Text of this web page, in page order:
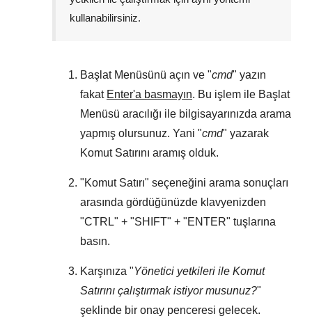
kullanabilirsiniz.
Başlat Menüsünü açın ve "cmd" yazın
fakat Enter'a basmayın. Bu işlem ile Başlat
Menüsü aracılığı ile bilgisayarınızda arama
yapmış olursunuz. Yani "cmd" yazarak
Komut Satırını aramış olduk.
"Komut Satırı" seçeneğini arama sonuçları
arasında gördüğünüzde klavyenizden
"CTRL" + "SHIFT" + "ENTER" tuşlarına
basın.
Karşınıza "Yönetici yetkileri ile Komut
Satırını çalıştırmak istiyor musunuz?"
şeklinde bir onay penceresi gelecek.